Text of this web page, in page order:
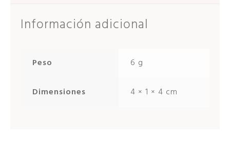
Información adicional
Peso 6 g
Dimensiones 4 × 1 × 4 cm